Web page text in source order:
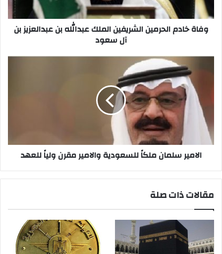
عبدالعزيز
بن
سعود
وفاة خادم الحرمين الشريفين الملك عبدالله بن عبدالعزيز بن
آل سعود
الامير
سلمان
للسعودية
والامير
مقرن
ولياً
للعهد
الامير سلمان ملكاً للسعودية والامير مقرن ولياً للعهد
مقالات ذات صلة